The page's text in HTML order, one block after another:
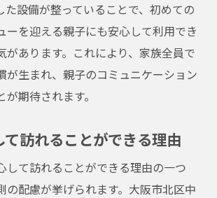
た設備が整っていることで、初めての
ーを迎える親子にも安心して利用でき
があります。これにより、家族全員で
が生まれ、親子のコミュニケーション
期待されます。
訪れることができる理由
して訪れることができる理由の一つ
の配慮が挙げられます。大阪市北区中